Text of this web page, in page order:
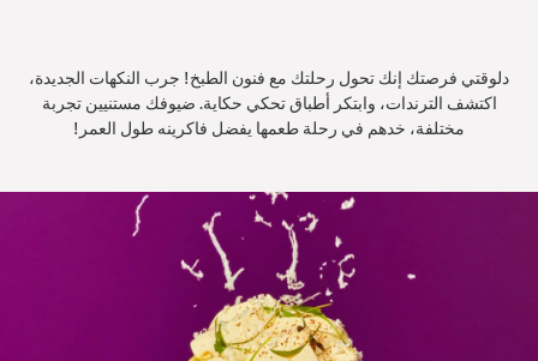
دلوقتي فرصتك إنك تحول رحلتك مع فنون الطبخ! جرب النكهات الجديدة،
اكتشف الترندات، وابتكر أطباق تحكي حكاية. ضيوفك مستنيين تجربة
مختلفة، خدهم في رحلة طعمها يفضل فاكرينه طول العمر!